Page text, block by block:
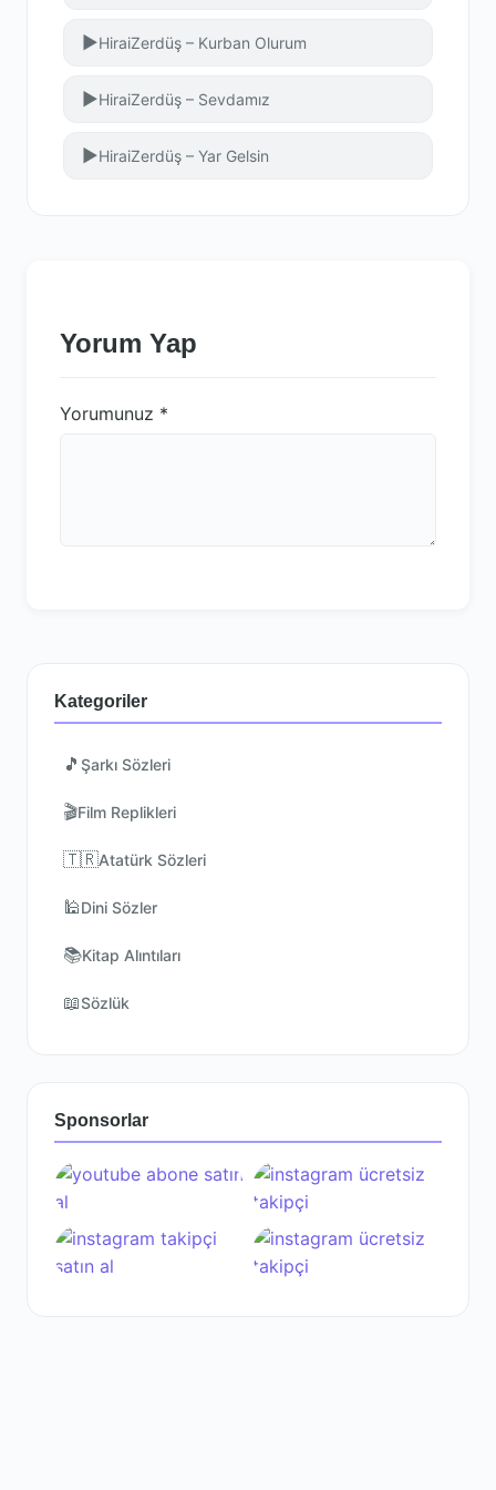
▶HiraiZerdüş – Kurban Olurum
▶HiraiZerdüş – Sevdamız
▶HiraiZerdüş – Yar Gelsin
Yorum Yap
Yorumunuz *
Kategoriler
🎵 Şarkı Sözleri
🎬Film Replikleri
🇹🇷Atatürk Sözleri
🕌Dini Sözler
📚Kitap Alıntıları
📖Sözlük
Sponsorlar